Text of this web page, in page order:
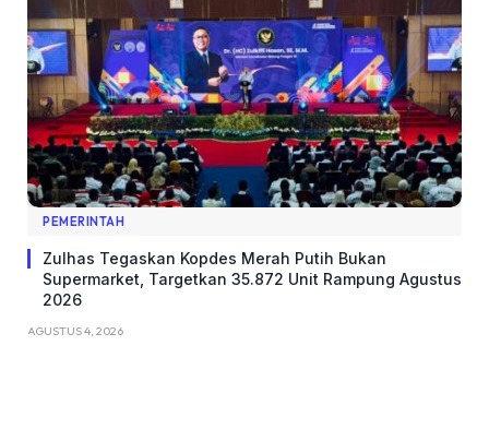
PEMERINTAH
Zulhas Tegaskan Kopdes Merah Putih Bukan
Supermarket, Targetkan 35.872 Unit Rampung Agustus
2026
AGUSTUS 4, 2026